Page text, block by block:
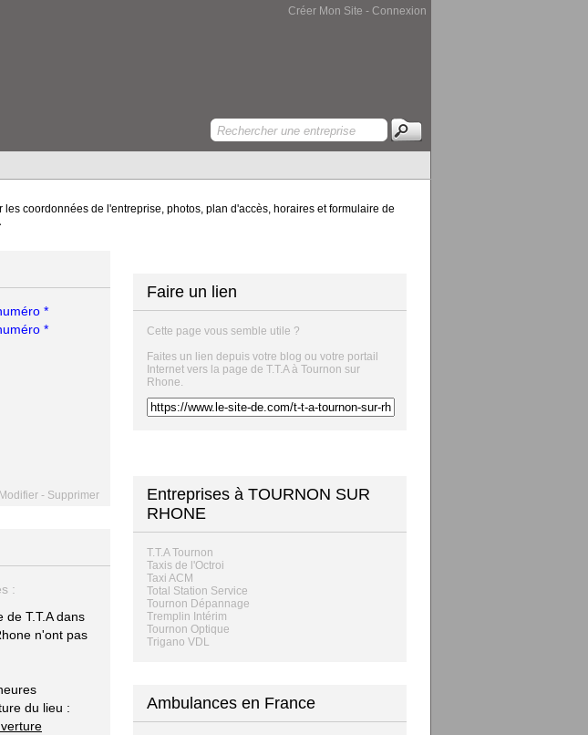
Créer Mon Site - Connexion
coordonnées de l'entreprise, photos, plan d'accès, horaires et formulaire de
*
*
Modifier - Supprimer
:
de T.T.A dans
n'ont pas
du lieu :
Faire un lien
Cette page vous semble utile ?
Faites un lien depuis votre blog ou votre portail
Internet vers la page de T.T.A à Tournon sur
Rhone.
Entreprises à TOURNON SUR
RHONE
T.T.A Tournon
Taxis de l'Octroi
Taxi ACM
Total Station Service
Tournon Dépannage
Tremplin Intérim
Tournon Optique
Trigano VDL
Ambulances en France